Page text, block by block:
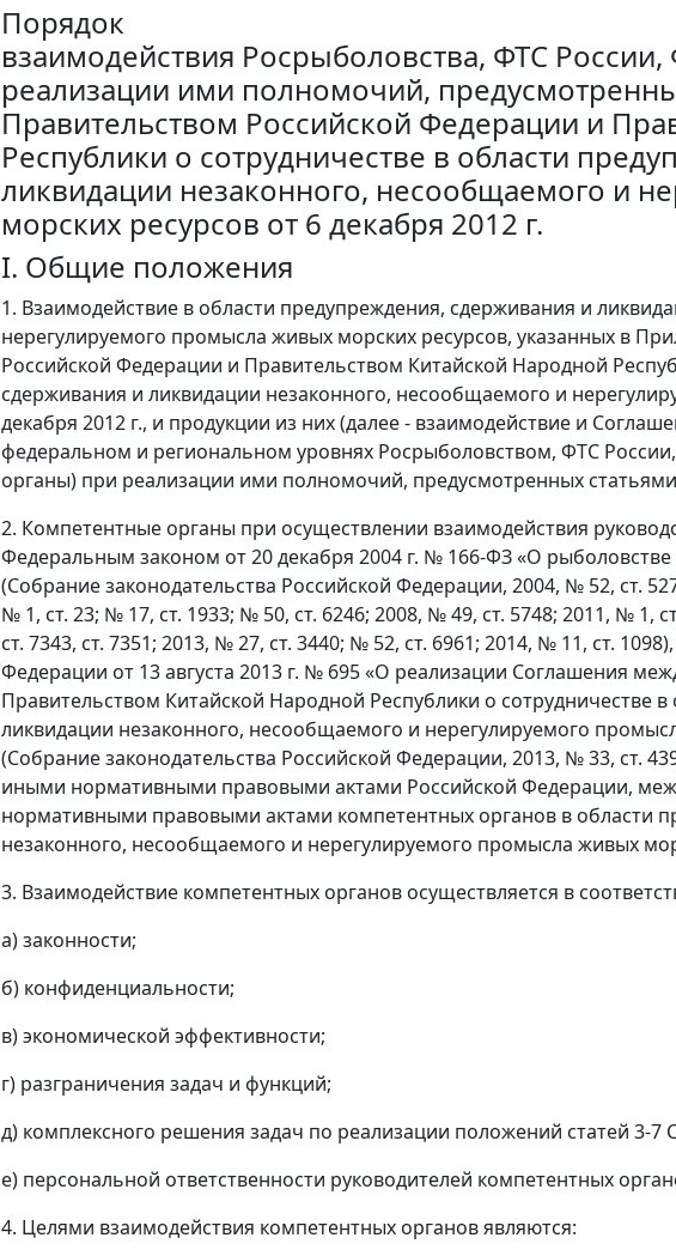
Порядок
взаимодействия Росрыболовства, ФТС
реализации ими полномочий,
Правительством Российской Федерации и
Республики о сотрудничестве в области
ликвидации незаконного, несообщаемого и
морских ресурсов от 6 декабря 2012 г.
I. Общие положения
1. Взаимодействие в области предупреждения, сдерживания и
нерегулируемого промысла живых морских ресурсов, указанных в
Российской Федерации и Правительством Китайской Народной
сдерживания и ликвидации незаконного, несообщаемого и
декабря 2012 г., и продукции из них (далее - взаимодействие и
федеральном и региональном уровнях Росрыболовством, ФТС
органы) при реализации ими полномочий, предусмотренных
2. Компетентные органы при осуществлении взаимодействия
Федеральным законом от 20 декабря 2004 г. № 166-ФЗ «О
(Собрание законодательства Российской Федерации, 2004, № 52, ст.
№ 1, ст. 23; № 17, ст. 1933; № 50, ст. 6246; 2008, № 49, ст. 5748; 2011, № 1,
ст. 7343, ст. 7351; 2013, № 27, ст. 3440; № 52, ст. 6961; 2014, № 11, ст.
Федерации от 13 августа 2013 г. № 695 «О реализации Соглашения
Правительством Китайской Народной Республики о сотрудничестве
ликвидации незаконного, несообщаемого и нерегулируемого
(Собрание законодательства Российской Федерации, 2013, № 33, ст.
иными нормативными правовыми актами Российской Федерации,
нормативными правовыми актами компетентных органов в области
незаконного, несообщаемого и нерегулируемого промысла живых
3. Взаимодействие компетентных органов осуществляется в
а) законности;
б) конфиденциальности;
в) экономической эффективности;
г) разграничения задач и функций;
д) комплексного решения задач по реализации положений статей 3-7
е) персональной ответственности руководителей компетентных
4. Целями взаимодействия компетентных органов являются: